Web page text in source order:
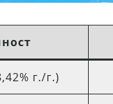
г./г.)